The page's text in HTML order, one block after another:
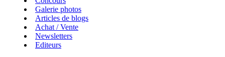
Galerie photos
Articles de blogs
Achat / Vente
Newsletters
Editeurs